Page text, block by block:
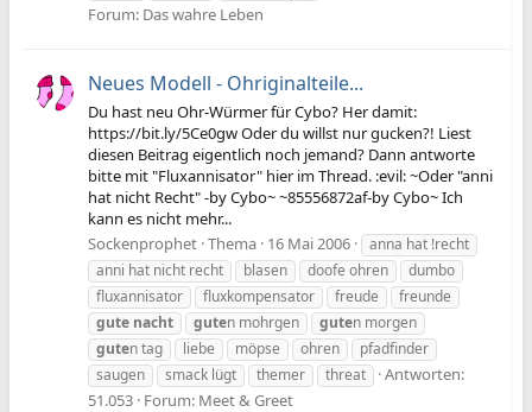
Forum: Das wahre Leben
Neues Modell - Ohriginalteile...
Du hast neu Ohr-Würmer für Cybo? Her damit:
https://bit.ly/5Ce0gw Oder du willst nur gucken?! Liest
diesen Beitrag eigentlich noch jemand? Dann antworte
bitte mit "Fluxannisator" hier im Thread. :evil: ~Oder "anni
hat nicht Recht" -by Cybo~ ~85556872af-by Cybo~ Ich
kann es nicht mehr...
Sockenprophet Thema 16 Mai 2006
anna hat !recht
anni hat nicht recht
blasen doofe ohren
dumbo
fluxannisator
fluxkompensator freude
freunde
gute nacht guten mohrgen guten morgen
guten tag liebe möpse ohren
pfadfinder
saugen
smack lügt themer threat
Antworten:
51.053 Forum: Meet & Greet